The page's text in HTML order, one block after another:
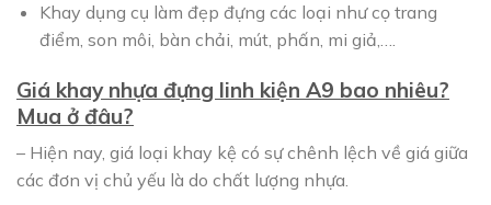
Khay dụng cụ làm đẹp đựng các loại như cọ trang
điểm, son môi, bàn chải, mút, phấn, mi giả,….
Giá khay nhựa đựng linh kiện A9 bao nhiêu?
Mua ở đâu?
– Hiện nay, giá loại khay kệ có sự chênh lệch về giá giữa
các đơn vị chủ yếu là do chất lượng nhựa.